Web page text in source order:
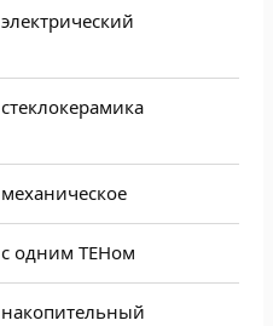
электрический
стеклокерамика
механическое
с одним ТЕНом
накопительный